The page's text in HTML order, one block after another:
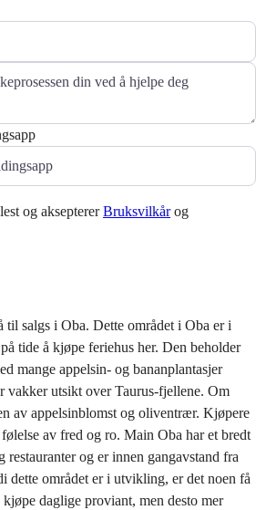
og akseptererBruksvilkårog
til salgs i Oba. Dette området i Oba er i
tide å kjøpe feriehus her. Den beholder
mange appelsin- og bananplantasjer
vakker utsikt over Taurus-fjellene. Om
av appelsinblomst og oliventrær. Kjøpere
av fred og ro. Main Oba har et bredt
og er innen gangavstand fra
dette området er i utvikling, er det noen få
daglige proviant, men desto mer